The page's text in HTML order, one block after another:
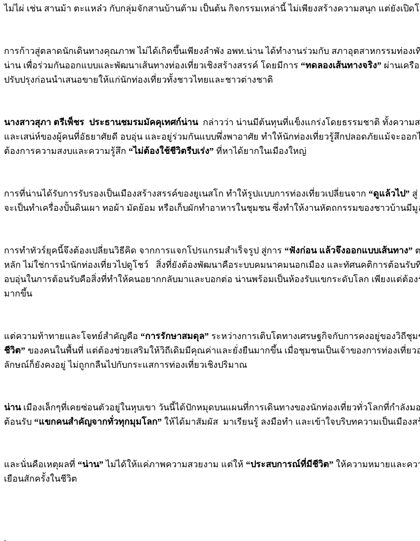
ไม่ไผ่ เช่น สานม้า ตะแหล๋ว กับกลุ่มจักสานบ้านต้าม เป็นต้น กิจกรรมเหล่านี้ ไม่เพียงสร้างความสนุก แต่ยังเปิด
การก้าวสู่ตลาดนักเดินทางคุณภาพ ไม่ได้เกิดขึ้นเพียงลำพัง อพท.น่าน ได้ทำงานร่วมกับ สภาอุตสาหกรรมท่อง
น่าน เพื่อร่วมกันออกแบบและพัฒนาเส้นทางท่องเที่ยวเชิงสร้างสรรค์ โดยมีการ “ทดลองเส้นทางจริง” ผ่านเครื
ปรับปรุงก่อนนำเสนอขายให้แก่นักท่องเที่ยวทั้งชาวไทยและชาวต่างชาติ
นางสาวสุภา ตรีเพ็ชร ประธานชมรมมัคคุเทศก์น่านกล่าวว่า น่านมีต้นทุนที่แข็งแกร่งโดยธรรมชาติ ทั้งความส
และเสน่ห์ของผู้คนที่อัธยาศัยดี อบอุ่น และอยู่ร่วมกันแบบพึ่งพาอาศัย ทำให้นักท่องเที่ยวรู้สึกปลอดภัยแม้จะออ
ต้องการความสงบและความรู้สึก “ไม่ต้องใช้ชีวิตรีบเร่ง” ที่หาได้ยากในเมืองใหญ่
การที่น่านได้รับการรับรองเป็นเมืองสร้างสรรค์ของยูเนสโก ทำให้รูปแบบการท่องเที่ยวเปลี่ยนจาก “ดูแล้วไป” สู่
จะเป็นทำเครื่องปั้นดินเผา ทอผ้า มัดย้อม หรือเก็บผักทำอาหารในชุมชน ซึ่งทำให้งานหัตถกรรมของชาวบ้านมี
การทำทัวร์ยุคนี้จึงต้องเปลี่ยนวิธีคิด จากการแจกโปรแกรมสำเร็จรูป สู่การ “ฟังก่อน แล้วจึงออกแบบเส้นทาง”
หลัก ไม่ใช่การนำนักท่องเที่ยวไปดูโชว์ สิ่งที่ยังต้องพัฒนาคือระบบคมนาคมนอกเมือง และทัศนคติการต้อนรับ
อบอุ่นในการต้อนรับคือสิ่งที่ทำให้คนอยากกลับมาและบอกต่อ น่านพร้อมเป็นห้องรับแขกระดับโลก เพียงแต่ต้อง
มากขึ้น
แต่ความท้าทายและโจทย์สำคัญคือ “การรักษาสมดุล” ระหว่างการเติบโตทางเศรษฐกิจกับการคงอยู่ของวิถี
ชีวิต” ของคนในพื้นที่ แต่ต้องช่วยเสริมให้วิถีเดิมมีคุณค่าและยั่งยืนมากขึ้น เมื่อชุมชนเป็นเจ้าของการท่องเที่ย
ลักษณ์ก็ยังคงอยู่ ไม่ถูกกลืนไปกับกระแสการท่องเที่ยวเชิงปริมาณ
น่านเมืองเล็กๆที่เคยซ่อนตัวอยู่ในหุบเขา วันนี้ได้ปักหมุดบนแผนที่การเดินทางของนักท่องเที่ยวทั่วโลกที่กำลัง
ต้อนรับ “แขกคนสำคัญจากทั่วทุกมุมโลก” ให้ได้มาสัมผัส มาเรียนรู้ ลงมือทำ และเข้าใจบริบทความเป็นเมืองส
และนั่นคือเหตุผลที่ “น่าน” ไม่ได้ให้แค่ภาพความสวยงาม แต่ให้ “ประสบการณ์ที่มีชีวิต” ให้ความหมายและคว
เยือนสักครั้งในชีวิต
.